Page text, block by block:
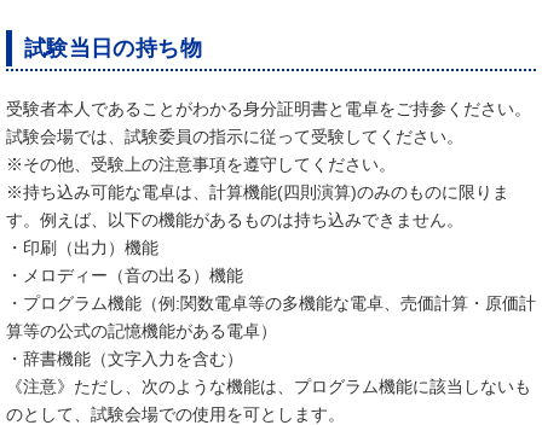
試験当日の持ち物
受験者本人であることがわかる身分証明書と電卓をご持参ください。
試験会場では、試験委員の指示に従って受験してください。
※その他、受験上の注意事項を遵守してください。
※持ち込み可能な電卓は、計算機能(四則演算)のみのものに限りま
す。例えば、以下の機能があるものは持ち込みできません。
・印刷（出力）機能
・メロディー（音の出る）機能
・プログラム機能（例:関数電卓等の多機能な電卓、売価計算・原価計
算等の公式の記憶機能がある電卓）
・辞書機能（文字入力を含む）
《注意》ただし、次のような機能は、プログラム機能に該当しないも
のとして、試験会場での使用を可とします。